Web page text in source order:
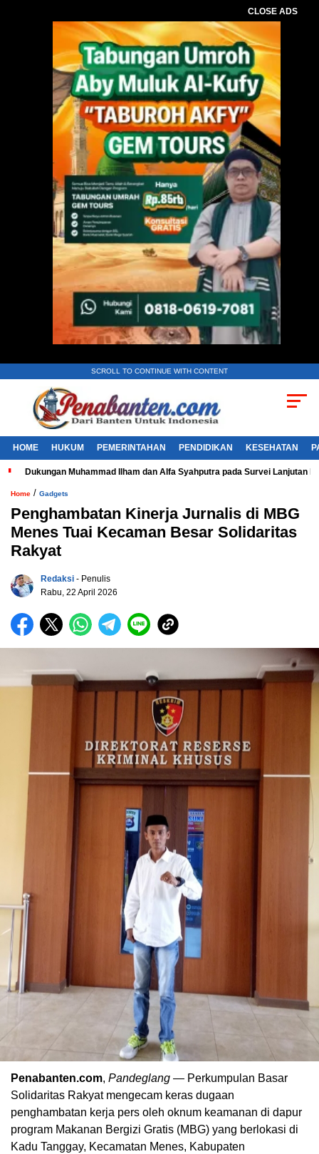
CLOSE ADS
SCROLL TO CONTINUE WITH CONTENT
HOME HUKUM PEMERINTAHAN PENDIDIKAN KESEHATAN
Dukungan Muhammad Ilham dan Alfa Syahputra pada Survei Lanjutan
Home / Gadgets
Penghambatan Kinerja Jurnalis di MBG
Menes Tuai Kecaman Besar Solidaritas
Rakyat
Redaksi - Penulis
Rabu, 22 April 2026
Penabanten.com, Pandeglang — Perkumpulan Basar
Solidaritas Rakyat mengecam keras dugaan
penghambatan kerja pers oleh oknum keamanan di dapur
program Makanan Bergizi Gratis (MBG) yang berlokasi di
Kadu Tanggay, Kecamatan Menes, Kabupaten